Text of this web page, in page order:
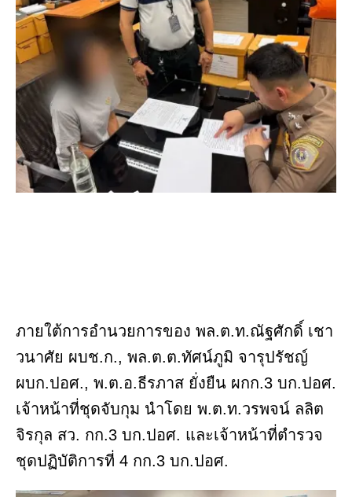
ภายใต้การอำนวยการของ พล.ต.ท.ณัฐศักดิ์ เชา
วนาศัย ผบช.ก., พล.ต.ต.ทัศน์ภูมิ จารุปรัชญ์
ผบก.ปอศ., พ.ต.อ.ธีรภาส ยั่งยืน ผกก.3 บก.ปอศ.
เจ้าหน้าที่ชุดจับกุม นำโดย พ.ต.ท.วรพจน์ ลลิต
จิรกุล สว. กก.3 บก.ปอศ. และเจ้าหน้าที่ตำรวจ
ชุดปฏิบัติการที่ 4 กก.3 บก.ปอศ.